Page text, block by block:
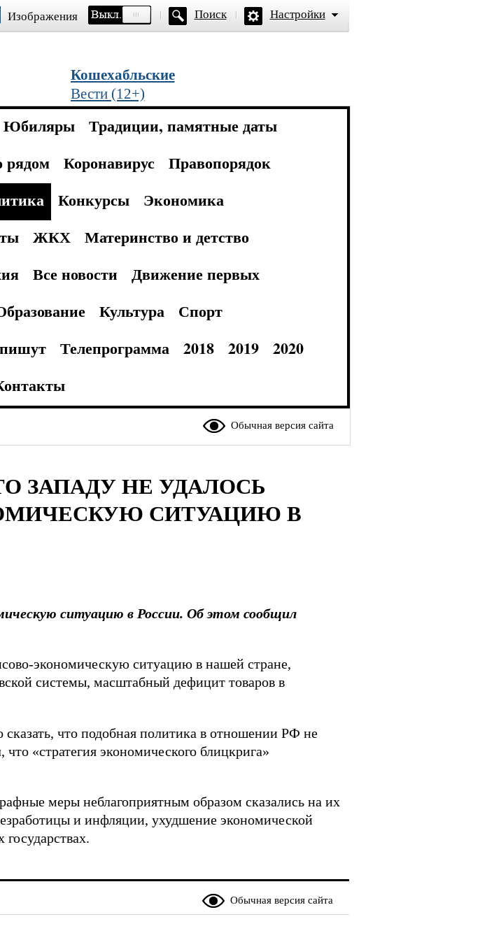
Изображения Поиск Настройки
Кошехабльские
Вести (12+)
Юбиляры
Традиции, памятные даты
рядом Коронавирус
Правопорядок
Конкурсы
Экономика
ЖКХ
Материнство и детство
Все новости
Движение первых
Культура
Спорт
Телепрограмма 2018 2019
2020
Обычная версия сайта
ЗАПАДУ НЕ УДАЛОСЬ
СИТУАЦИЮ В
ситуацию в России. Об этом сообщил
экономическую ситуацию в нашей стране,
системы, масштабный дефицит товаров в
что подобная политика в отношении РФ не
«стратегия экономического блицкрига»
меры неблагоприятным образом сказались на их
и инфляции, ухудшение экономической
Обычная версия сайта